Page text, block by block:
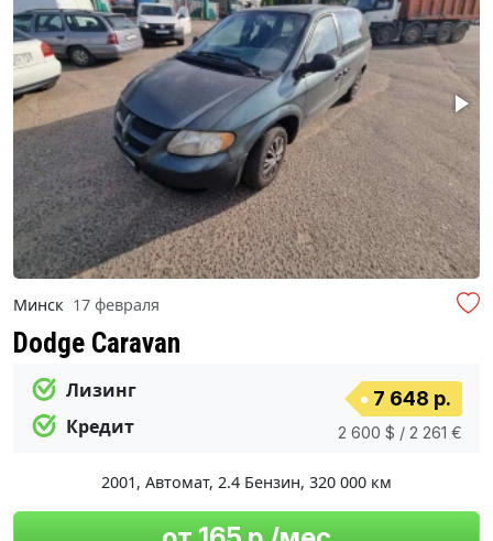
Минск 17 февраля
Dodge Caravan
Лизинг
Кредит
7 648 р.
2 600 $ / 2 261 €
2001, Автомат, 2.4 Бензин, 320 000 км